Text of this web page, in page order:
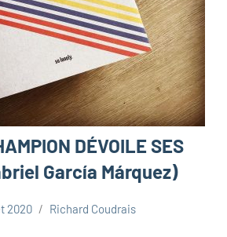
DÉVOILE SES
García Márquez)
2020 Richard Coudrais